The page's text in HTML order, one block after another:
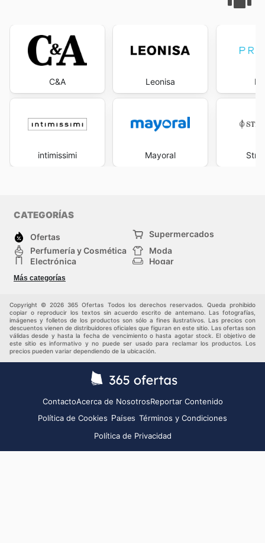
C&A
intimissimi
Leonisa
Mayoral
CATEGORÍAS
Ofertas
Supermercados
Perfumería y Cosmética
Moda
Electrónica
Hogar
Deporte
Juguetes y bebés
Más categorías
Copyright © 2026 365 Ofertas Todos los derechos reservados. Queda prohibido
copiar o reproducir los textos sin acuerdo escrito de antemano. Las fotografías,
imágenes y folletos de los productos son sólo a fines ilustrativos. Las precios con
descuentos vienen de distribuidores oficiales que figuran en este sitio. Las ofertas son
válidas desde y hasta la fecha de vencimiento o hasta agotar stock. El objetivo de
este sitio es informativo y no puede ser usado para reclamar los productos. Los
precios pueden variar dependiendo de la ubicación.
ContactoAcerca de NosotrosReportar Contenido
Política de Cookies Países Términos y Condiciones
Política de Privacidad